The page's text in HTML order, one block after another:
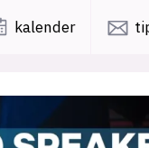
kalender
lys modus